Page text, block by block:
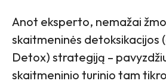
Anot eksperto, nemažai
skaitmeninės detoksikacijos
Detox) strategiją –
skaitmeninio turinio tam